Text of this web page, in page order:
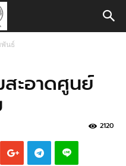
นธ์
ะอาดศูนย์
2120